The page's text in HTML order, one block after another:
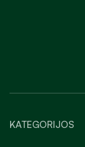
KATEGORIJOS